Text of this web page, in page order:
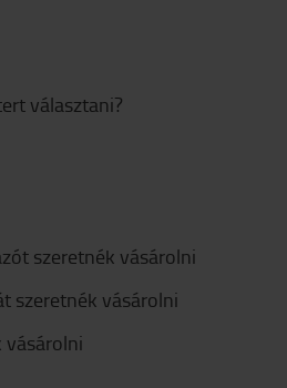
választani?
szeretnék vásárolni
szeretnék vásárolni
vásárolni